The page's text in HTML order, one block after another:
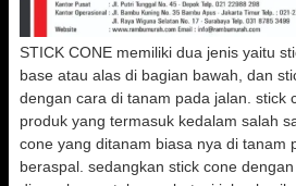
STICK CONE memiliki dua jenis yaitu
base atau alas di bagian bawah, dan
dengan cara di tanam pada jalan. stick
produk yang termasuk kedalam salah
cone yang ditanam biasa nya di tanam
beraspal. sedangkan stick cone